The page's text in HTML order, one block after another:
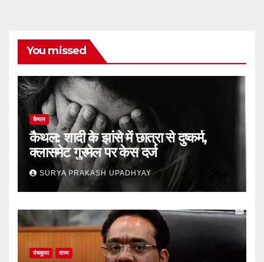
You missed
कैथल
कैथल: शादी के झांसे में छात्रा से दुष्कर्म,
क्लासमेट गुरमेल पर केस दर्ज
SURYA PRAKASH UPADHYAY
पंचकूला राज्य